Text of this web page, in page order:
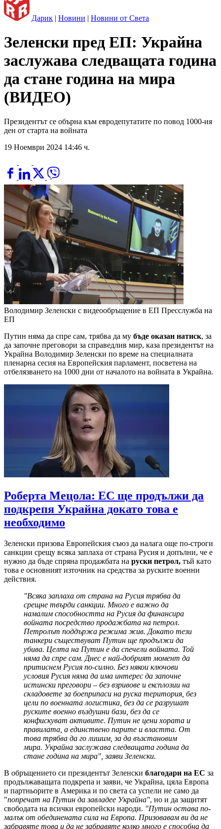
Дарик | Новини | Новини от Света
Зеленски пред ЕП: Украйна
заслужава следващата година
да стане година на мира
(ВИДЕО)
Президентът се обърна към евродепутатите по повод 1000-ия
ден от старта на войната
19 Ноември 2024 14:46 ч.
Володимир Зеленски с видеообръщение в ЕП Пресслужба на
ЕП
Путин няма да спре сам, трябва да му бъде оказан натиск, за
да започне преговори за справедлив мир, каза президентът на
Украйна Володимир Зеленски по време на специалната
пленарна сесия на Европейския парламент, посветена на
отбелязването на 1000 дни от началото на войната в Украйна.
Роберта Мецола: ЕС ще продължи да
подкрепя Украйна докато това е
необходимо
Зеленски призова Европейския съюз да налага още по-строги
санкции срещу всяка заплаха от страна Русия и допълни, че е
нужно да бъде спряна продажбата на руски петрол, тъй като
това е основният източник на средства за руските военни
действия.
"Всяка заплаха от страна на Русия трябва да
срещне твърди санкции. Много е важно да
намалим способността на Русия да финансира
войната посредство продажбата на петрол.
Петролът поддържа режима жив. Докато тези
танкери съществуват Путин ще продължи да
убива. Целта на Путин е да спечели войната. Той
няма да спре сам. Днес е най-добрият момент да
притиснем Русия по-силно. Без някои ключови
условия Русия няма да има интерес да започне
истински преговори – без взривове и експлозии на
складовете за боеприпаси на руска територия, без
цели по военната логистика, без да се разрушат
руските военно въздушни бази, без да се
конфискуват активите. Путин не цени хората и
правилата, а единствено парите и властта. От
това трябва да го лишим, за да възстановим
мира. Украйна заслужава следващата година да
стане година на мира", заяви Зеленски.
В обръщението си президентът Зеленски благодари на ЕС за
продължаващата подкрепа и заяви, че Украйна, цяла Европа
и партньорите в Америка и по света са успели не само да
"попречат на Путин да завладее Украйна", но и да защитят
свободата на всички европейски народи. "Путин остава по-
малък от обединената сила на Европа. Призовавам ви да не
забравяте това и да не забравяте колко много е способна да